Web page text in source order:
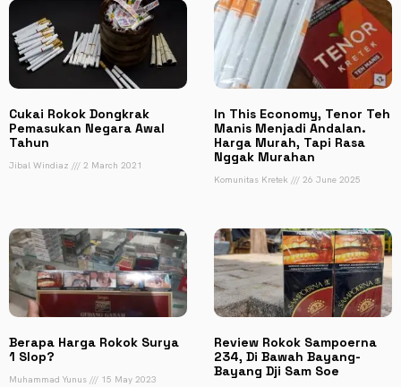
Cukai Rokok Dongkrak
Pemasukan Negara Awal
Tahun
Jibal Windiaz 2 March 2021
In This Economy, Tenor Teh
Manis Menjadi Andalan.
Harga Murah, Tapi Rasa
Nggak Murahan
Komunitas Kretek 26 June 2025
Berapa Harga Rokok Surya
1 Slop?
Muhammad Yunus 15 May 2023
Review Rokok Sampoerna
234, Di Bawah Bayang-
Bayang Dji Sam Soe